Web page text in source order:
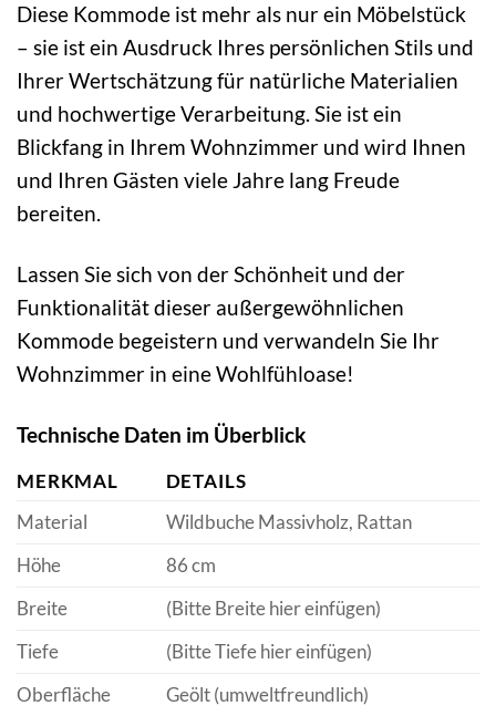
Diese Kommode ist mehr als nur ein Möbelstück
– sie ist ein Ausdruck Ihres persönlichen Stils und
Ihrer Wertschätzung für natürliche Materialien
und hochwertige Verarbeitung. Sie ist ein
Blickfang in Ihrem Wohnzimmer und wird Ihnen
und Ihren Gästen viele Jahre lang Freude
bereiten.
Lassen Sie sich von der Schönheit und der
Funktionalität dieser außergewöhnlichen
Kommode begeistern und verwandeln Sie Ihr
Wohnzimmer in eine Wohlfühloase!
Technische Daten im Überblick
MERKMAL
DETAILS
Material
Wildbuche Massivholz, Rattan
Höhe
86 cm
Breite
(Bitte Breite hier einfügen)
Tiefe
(Bitte Tiefe hier einfügen)
Oberfläche
Geölt (umweltfreundlich)